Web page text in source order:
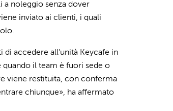
noleggio senza dover
inviato ai clienti, i quali
di accedere all'unità Keycafe in
il team è fuori sede o
viene restituita, con conferma
chiunque», ha affermato